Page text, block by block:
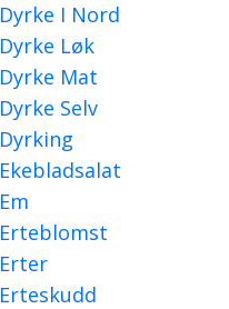
Dyrke I Nord
Dyrke Løk
Dyrke Mat
Dyrke Selv
Dyrking
Ekebladsalat
Em
Erteblomst
Erter
Erteskudd